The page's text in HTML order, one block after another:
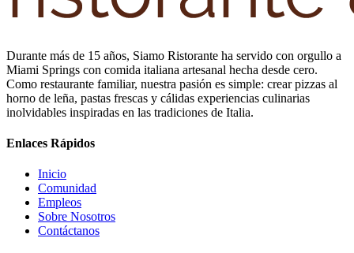
Durante más de 15 años, Siamo Ristorante ha servido con orgullo a
Miami Springs con comida italiana artesanal hecha desde cero.
Como restaurante familiar, nuestra pasión es simple: crear pizzas al
horno de leña, pastas frescas y cálidas experiencias culinarias
inolvidables inspiradas en las tradiciones de Italia.
Enlaces Rápidos
Inicio
Comunidad
Empleos
Sobre Nosotros
Contáctanos